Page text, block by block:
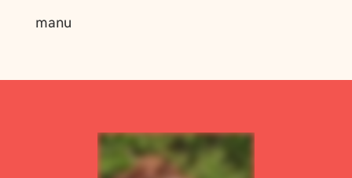
manu